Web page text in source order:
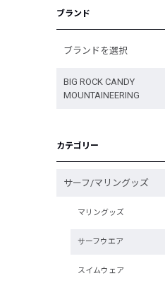
ブランド
ブランドを選択
BIG ROCK CANDY
MOUNTAINEERING
カテゴリー
サーフ/マリングッズ
マリングッズ
サーフウエア
スイムウェア